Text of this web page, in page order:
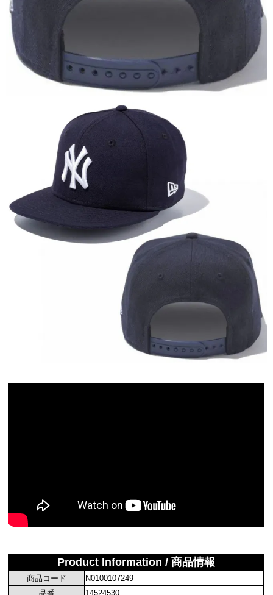
Product Information / 商品情報
商品コード
N0100107249
品番
14524530